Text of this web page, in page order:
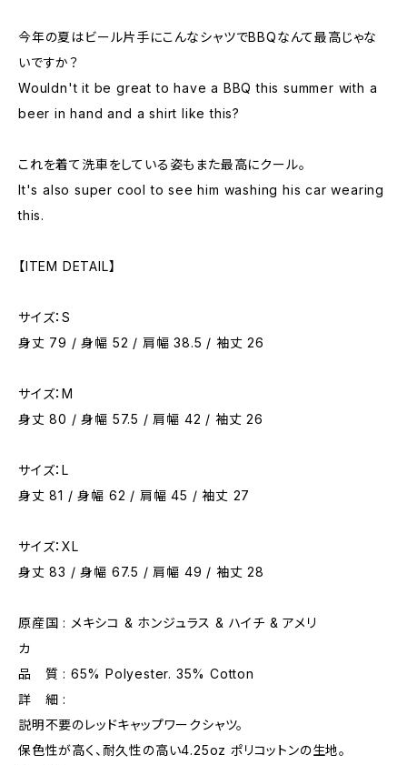
今年の夏はビール片手にこんなシャツでBBQなんて最高じゃな
いですか？
Wouldn't it be great to have a BBQ this summer with a
beer in hand and a shirt like this?
これを着て洗車をしている姿もまた最高にクール。
It's also super cool to see him washing his car wearing
this.
【ITEM DETAIL】
サイズ：S
身丈 79 / 身幅 52 / 肩幅 38.5 / 袖丈 26
サイズ：M
身丈 80 / 身幅 57.5 / 肩幅 42 / 袖丈 26
サイズ：L
身丈 81 / 身幅 62 / 肩幅 45 / 袖丈 27
サイズ：XL
身丈 83 / 身幅 67.5 / 肩幅 49 / 袖丈 28
原産国 : メキシコ & ホンジュラス & ハイチ & アメリ
カ
品 質 : 65% Polyester. 35% Cotton
詳 細 :
説明不要のレッドキャップワークシャツ。
保色性が高く、耐久性の高い4.25oz ポリコットンの生地。